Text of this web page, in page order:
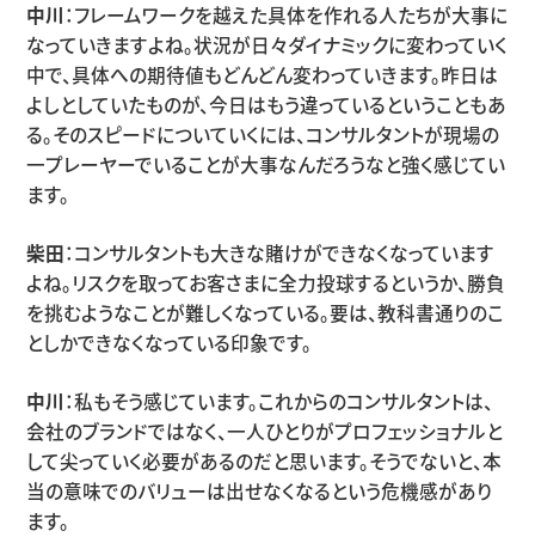
中川：フレームワークを越えた具体を作れる人たちが大事に
なっていきますよね。状況が日々ダイナミックに変わっていく
中で、具体への期待値もどんどん変わっていきます。昨日は
よしとしていたものが、今日はもう違っているということもあ
る。そのスピードについていくには、コンサルタントが現場の
一プレーヤーでいることが大事なんだろうなと強く感じてい
ます。
柴田：コンサルタントも大きな賭けができなくなっています
よね。リスクを取ってお客さまに全力投球するというか、勝負
を挑むようなことが難しくなっている。要は、教科書通りのこ
としかできなくなっている印象です。
中川：私もそう感じています。これからのコンサルタントは、
会社のブランドではなく、一人ひとりがプロフェッショナルと
して尖っていく必要があるのだと思います。そうでないと、本
当の意味でのバリューは出せなくなるという危機感があり
ます。